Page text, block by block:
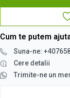
Cum te putem
Suna-ne:
Cere detalii
Trimite-ne un